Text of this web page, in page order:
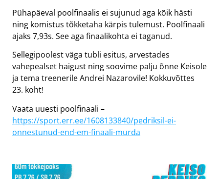
Pühapäeval poolfinaalis ei sujunud aga kõik hästi
ning komistus tõkketaha kärpis tulemust. Poolfinaali
ajaks 7,93s. See aga finaalikohta ei taganud.
Sellegipoolest väga tubli esitus, arvestades
vahepealset haigust ning soovime palju õnne Keisole
ja tema treenerile Andrei Nazarovile! Kokkuvõttes
23. koht!
Vaata uuesti poolfinaali –
https://sport.err.ee/1608133840/pedriksil-ei-
onnestunud-end-em-finaali-murda